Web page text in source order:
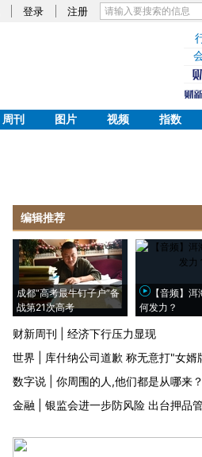
登录 注册
周刊 图片 视频 指数
编辑推荐
成都“高考最牛钉子户”备
战第21次高考
【音频】
何发力？
财新周刊
经济下行压力显现
世界
库什纳公司道歉 称无意打"女婿
数字说
你周围的人,他们都是从哪来？
金融
银监会进一步防风险 出台押品